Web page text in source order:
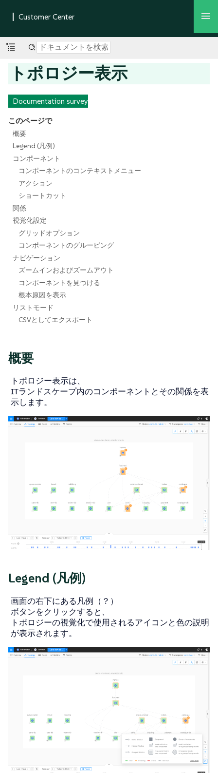
トポロジー表示
Documentation survey
このページで
概要
Legend (凡例)
コンポーネント
コンポーネントのコンテキストメニュー
アクション
ショートカット
関係
視覚化設定
グリッドオプション
コンポーネントのグルーピング
ナビゲーション
ズームインおよびズームアウト
コンポーネントを見つける
根本原因を表示
リストモード
CSVとしてエクスポート
概要
トポロジー表示は、
ITランドスケープ内のコンポーネントとその関係を表
示します。
Legend (凡例)
画面の右下にある凡例（？）
ボタンをクリックすると、
トポロジーの視覚化で使用されるアイコンと色の説明
が表示されます。